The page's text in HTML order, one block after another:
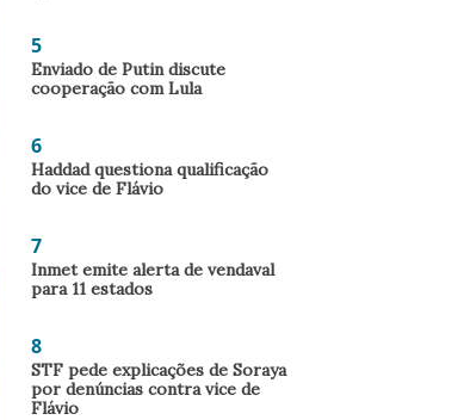
5
Enviado de Putin discute
cooperação com Lula
6
Haddad questiona qualificação
do vice de Flávio
7
Inmet emite alerta de vendaval
para 11 estados
8
STF pede explicações de Soraya
por denúncias contra vice de
Flávio